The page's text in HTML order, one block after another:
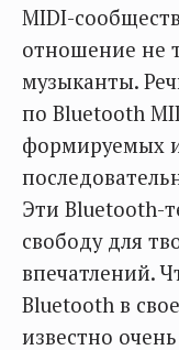
MIDI-
отношение не
музыканты.
по Bluetooth
формируемых
Эти Bluetooth-
свободу для
впечатлений.
Bluetooth в
известно